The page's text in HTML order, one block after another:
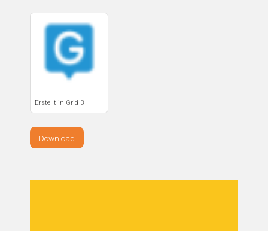
Erstellt in Grid 3
Download